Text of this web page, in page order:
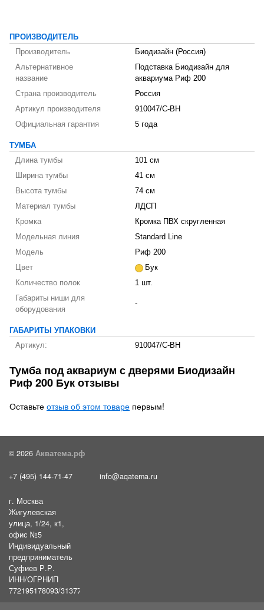
ПРОИЗВОДИТЕЛЬ
Производитель
Биодизайн (Россия)
Альтернативное
название
Подставка Биодизайн для
аквариума Риф 200
Страна производитель
Россия
Артикул производителя
910047/C-BH
Официальная гарантия
5 года
ТУМБА
Длина тумбы
101 см
Ширина тумбы
41 см
Высота тумбы
74 см
Материал тумбы
ЛДСП
Кромка
Кромка ПВХ скругленная
Модельная линия
Standard Line
Модель
Риф 200
Цвет
Бук
Количество полок
1 шт.
Габариты ниши для
оборудования
-
ГАБАРИТЫ УПАКОВКИ
Артикул:
910047/C-BH
Тумба под аквариум с дверями Биодизайн
Риф 200 Бук отзывы
Оставьте отзыв об этом товаре первым!
© 2026 Акватема.рф
+7 (495) 144-71-47 info@aqatema.ru
г. Москва
Жигулевская
улица, 1/24, к1,
офис №5
Индивидуальный
предприниматель
Суфиев Р.Р.
ИНН/ОГРНИП
772195178093/31377461610054